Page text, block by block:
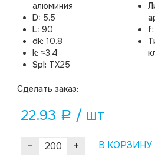
алюминия
D: 5.5
L: 90
dk: 10.8
k: ≈3,4
Spl: TX25
f:
Cделать заказ:
22.93 a / шт
- + В КОРЗИНУ